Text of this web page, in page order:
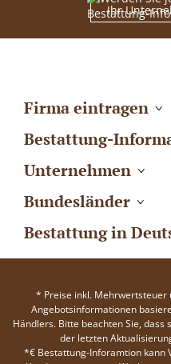
Ihr
Firma eintragen
Bestattung-
Unternehmen
Bundesländer
Bestattung in
* Preise inkl. Mehrwertsteuer
Angebotsinformationen
Händlers. Bitte beachten Sie, dass
der letzten
*€ Bestattung-Inforamtion kann